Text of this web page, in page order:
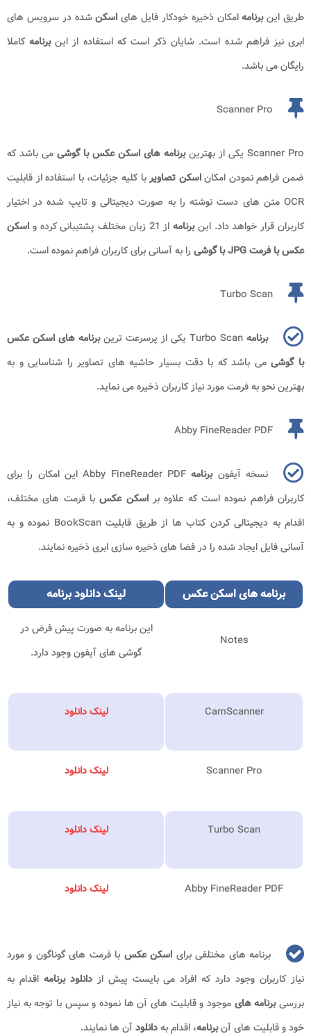
طریق اینبرنامهامکان ذخیره خودکار فایل های اسکنشده در سرویس های
ابری نیز فراهم شده است. شایان ذکر است که استفاده از اینبرنامهکاملا
رایگان می باشد.
Scanner Pro
Scanner Pro یکی از بهترین برنامه های اسکن عکس با گوشی می باشد که
ضمن فراهم نمودن امکاناسکن تصاویربا کلیه جزئیات، با استفاده از قابلیت
OCR متن های دست نوشته را به صورت دیجیتالی و تایپ شده در اختیار
کاربران قرار خواهد داد. اینبرنامه از 21 زبان مختلف پشتیبانی کرده و
اسکن
عکس با فرمت JPG با گوشی
را به آسانی برای کاربران فراهم نموده است.
Turbo Scan
برنامه Turbo Scan یکی از پرسرعت ترین
برنامه های اسکن عکس
با گوشیمی باشد که با دقت بسیار حاشیه های تصاویر را شناسایی و به
بهترین نحو به فرمت مورد نیاز کاربران ذخیره می نماید.
Abby FineReader PDF
نسخه آیفونبرنامه
Abby FineReader PDF این امکان را برای
کاربران فراهم نموده است که علاوه براسکن عکسبا فرمت های مختلف،
اقدام به دیجیتالی کردن کتاب ها از طریق قابلیت BookScan نموده و به
آسانی فایل ایجاد شده را در فضا های ذخیره سازی ابری ذخیره نمایند.
برنامه های اسکن عکس لینک دانلود برنامه
Notes
این برنامه به صورت پیش فرض در
گوشی های آیفون وجود دارد.
CamScanner لینک دانلود
Scanner Pro لینک دانلود
Turbo Scan لینک دانلود
Abby FineReader PDF لینک دانلود
برنامه های مختلفی برای اسکن عکس با فرمت های گوناگون و مورد
نیاز کاربران وجود دارد که افراد می بایست پیش ازدانلود برنامه اقدام به
بررسیبرنامه های موجود و قابلیت های آن ها نموده و سپس با توجه به نیاز
خود و قابلیت های آنبرنامه، اقدام بهدانلودآن ها نمایند.